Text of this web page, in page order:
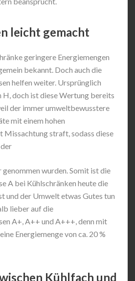
leicht gemacht
geringere Energiemengen
bekannt. Doch auch die
helfen weiter. Ursprünglich
H, doch ist diese Wertung bereits
der immer umweltbewusstere
mit einem hohen
Missachtung straft, sodass diese
genommen wurden. Somit ist die
A bei Kühlschränken heute die
und der Umwelt etwas Gutes tun
lieber auf die
A+, A++ und A+++, denn mit
Energiemenge von ca. 20 %
Kühlfach und